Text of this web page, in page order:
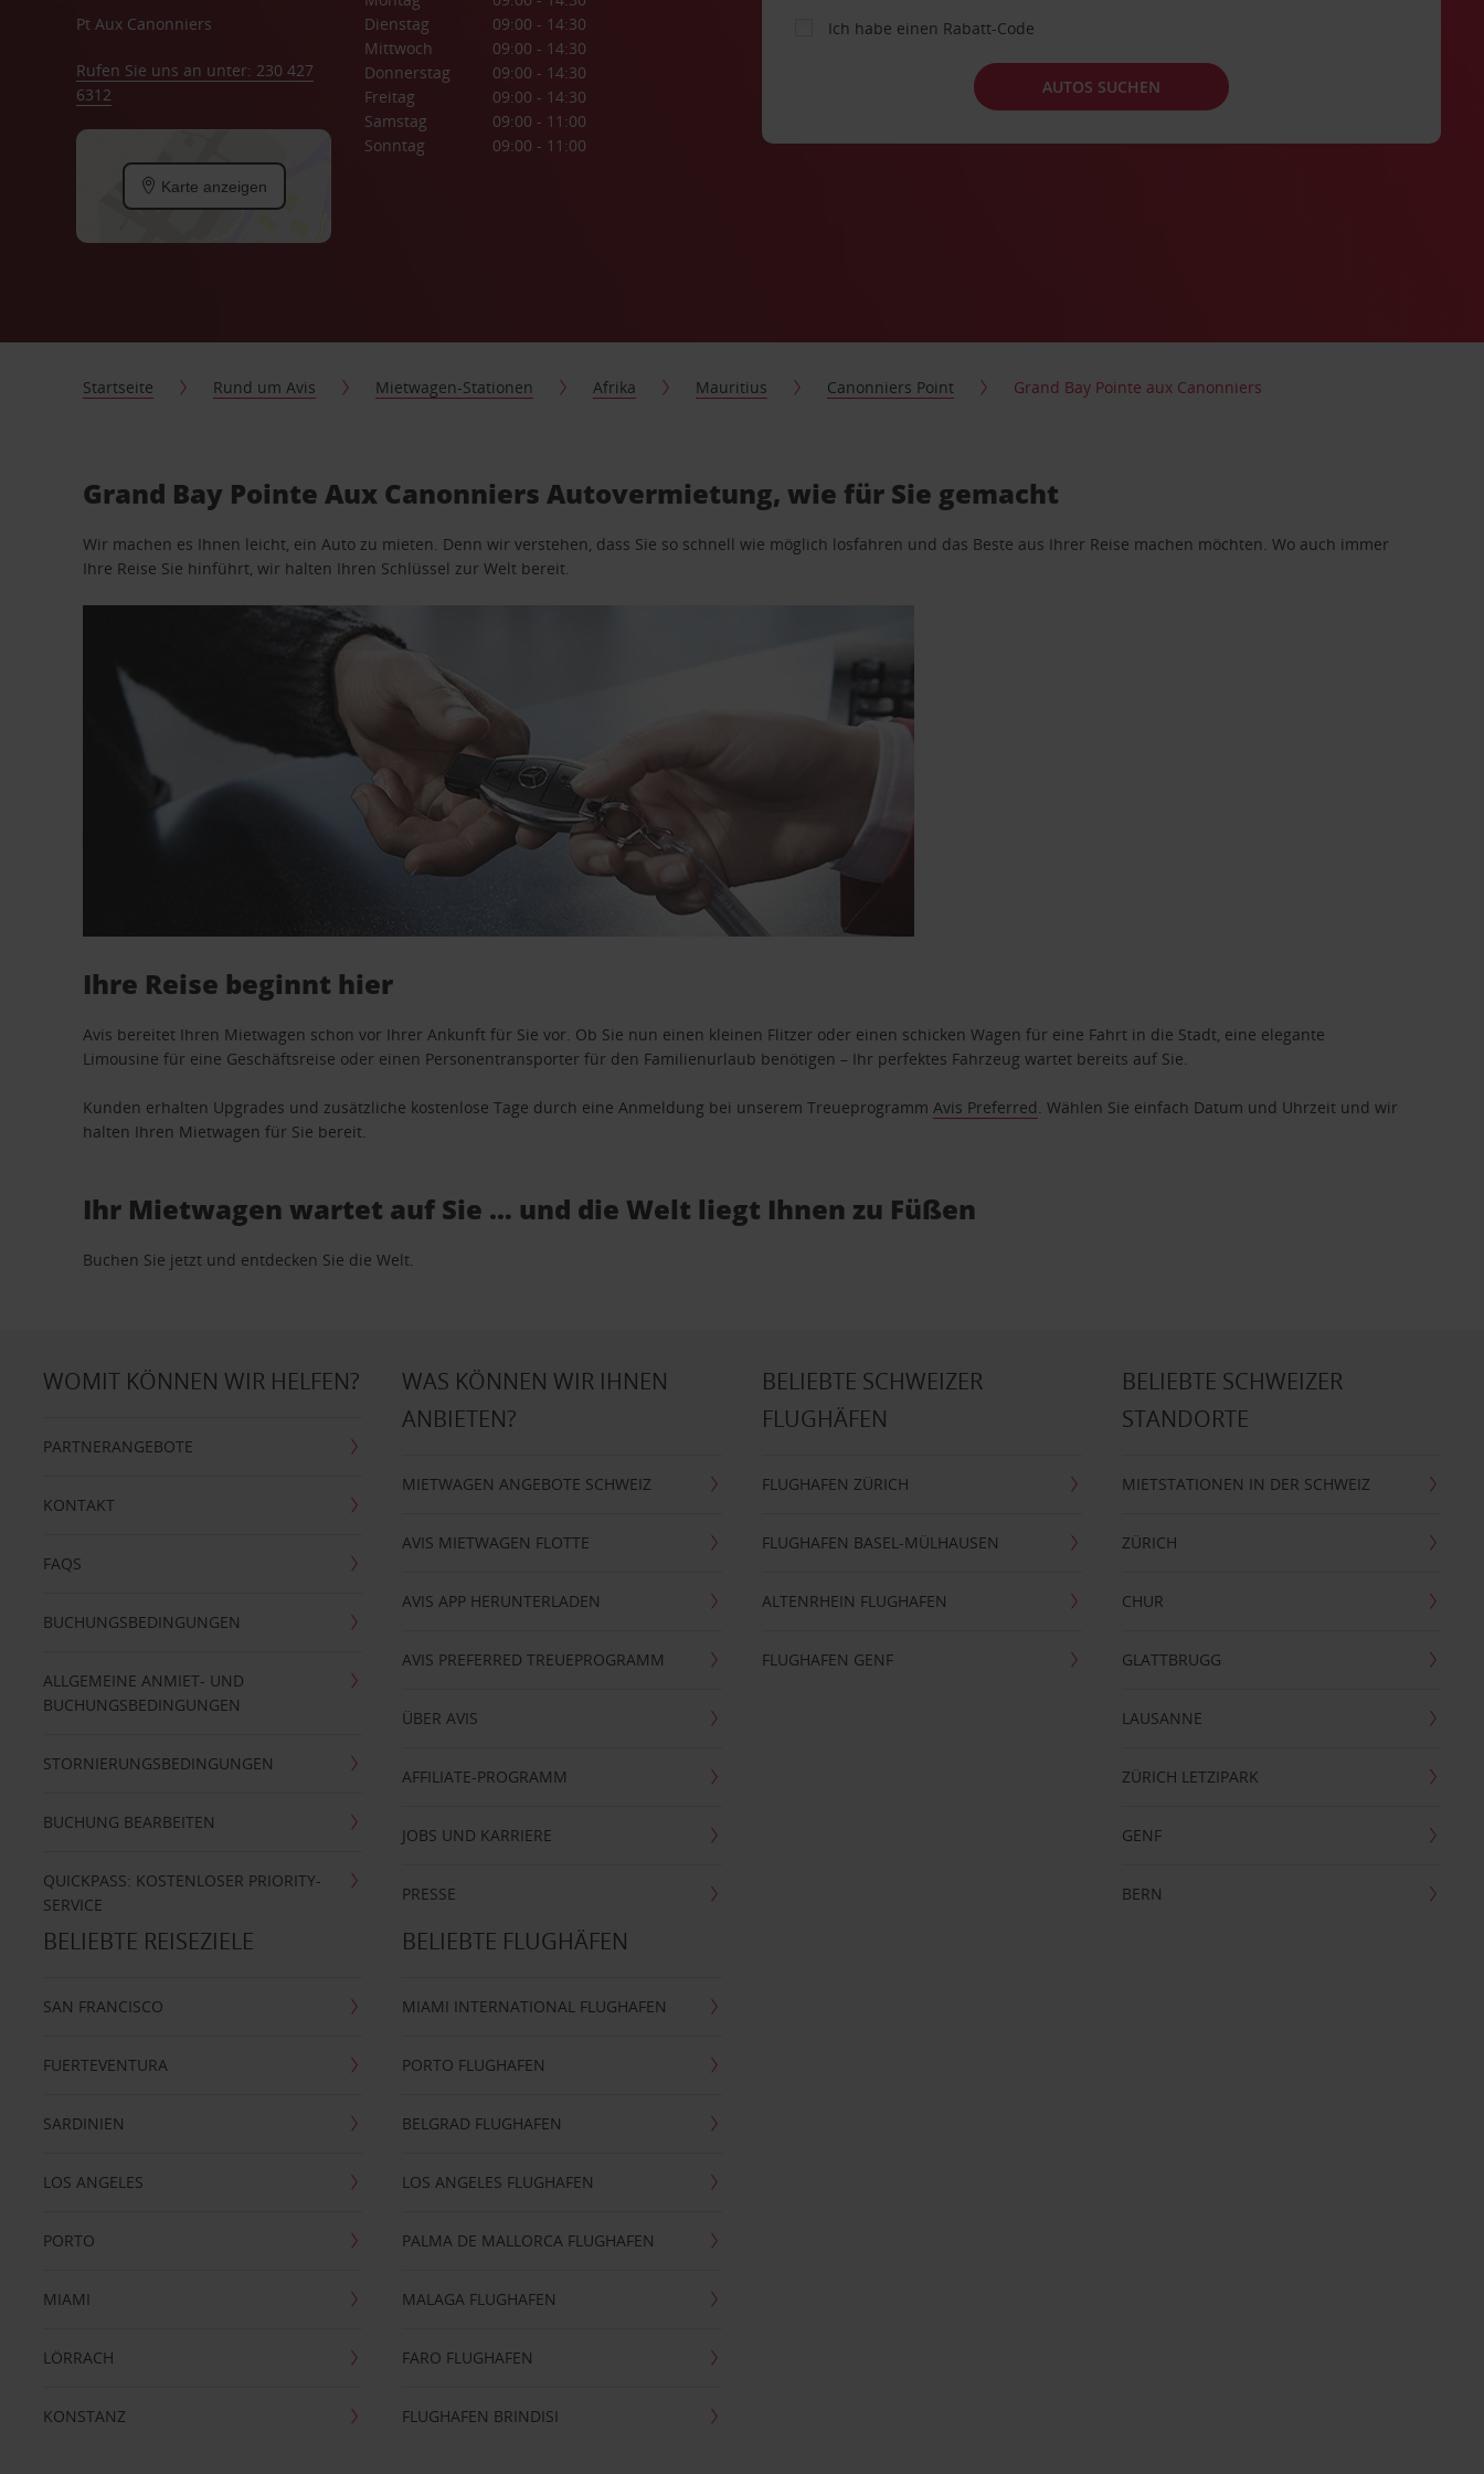
Pt Aux Canonniers
Rufen Sie uns an unter: 230 427
6312
Karte anzeigen
Dienstag
09:00 - 14:30
Mittwoch
09:00 - 14:30
Donnerstag
09:00 - 14:30
Freitag
09:00 - 14:30
Samstag
09:00 - 11:00
Sonntag
09:00 - 11:00
Ich habe einen Rabatt-Code
AUTOS SUCHEN
Startseite Rund um Avis Mietwagen-Stationen Afrika Mauritius Canonniers Point Grand Bay Pointe aux Canonniers
Grand Bay Pointe Aux Canonniers Autovermietung, wie für Sie gemacht
Wir machen es Ihnen leicht, ein Auto zu mieten. Denn wir verstehen, dass Sie so schnell wie möglich losfahren und das Beste aus Ihrer Reise machen möchten. Wo auch immer
Ihre Reise Sie hinführt, wir halten Ihren Schlüssel zur Welt bereit.
Ihre Reise beginnt hier
Avis bereitet Ihren Mietwagen schon vor Ihrer Ankunft für Sie vor. Ob Sie nun einen kleinen Flitzer oder einen schicken Wagen für eine Fahrt in die Stadt, eine elegante
Limousine für eine Geschäftsreise oder einen Personentransporter für den Familienurlaub benötigen – Ihr perfektes Fahrzeug wartet bereits auf Sie.
Kunden erhalten Upgrades und zusätzliche kostenlose Tage durch eine Anmeldung bei unserem TreueprogrammAvis Preferred. Wählen Sie einfach Datum und Uhrzeit und wir
halten Ihren Mietwagen für Sie bereit.
Ihr Mietwagen wartet auf Sie … und die Welt liegt Ihnen zu Füßen
Buchen Sie jetzt und entdecken Sie die Welt.
WOMIT KÖNNEN WIR HELFEN?
PARTNERANGEBOTE
KONTAKT
FAQS
BUCHUNGSBEDINGUNGEN
ALLGEMEINE ANMIET- UND
BUCHUNGSBEDINGUNGEN
STORNIERUNGSBEDINGUNGEN
BUCHUNG BEARBEITEN
QUICKPASS: KOSTENLOSER PRIORITY-
SERVICE
WAS KÖNNEN WIR IHNEN
ANBIETEN?
MIETWAGEN ANGEBOTE SCHWEIZ
AVIS MIETWAGEN FLOTTE
AVIS APP HERUNTERLADEN
AVIS PREFERRED TREUEPROGRAMM
ÜBER AVIS
AFFILIATE-PROGRAMM
JOBS UND KARRIERE
PRESSE
BELIEBTE SCHWEIZER
FLUGHÄFEN
FLUGHAFEN ZÜRICH
FLUGHAFEN BASEL-MÜLHAUSEN
ALTENRHEIN FLUGHAFEN
FLUGHAFEN GENF
BELIEBTE SCHWEIZER
STANDORTE
MIETSTATIONEN IN DER SCHWEIZ
ZÜRICH
CHUR
GLATTBRUGG
LAUSANNE
ZÜRICH LETZIPARK
GENF
BERN
BELIEBTE REISEZIELE
SAN FRANCISCO
FUERTEVENTURA
SARDINIEN
LOS ANGELES
PORTO
MIAMI
LÖRRACH
KONSTANZ
BELIEBTE FLUGHÄFEN
MIAMI INTERNATIONAL FLUGHAFEN
PORTO FLUGHAFEN
BELGRAD FLUGHAFEN
LOS ANGELES FLUGHAFEN
PALMA DE MALLORCA FLUGHAFEN
MALAGA FLUGHAFEN
FARO FLUGHAFEN
FLUGHAFEN BRINDISI